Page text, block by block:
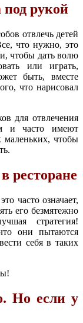
под рукой
отвлечь детей
что нужно, это
чтобы дать волю
или играть,
быть, вместе
что нарисовал
для отвлечения
и часто имеют
маленьких, чтобы
ресторане
часто означает,
его безмятежно
стратегия!
они пытаются
себя в таких
Но если у